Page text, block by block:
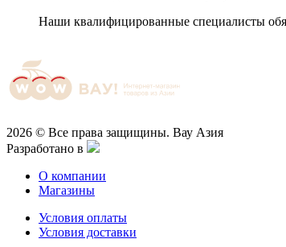
Наши квалифицированные специалисты
2026 © Все права защищины. Вау Азия
Разработано в
О компании
Магазины
Условия оплаты
Условия доставки